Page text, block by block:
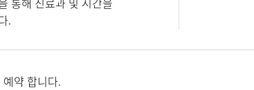
.
약 합니다.